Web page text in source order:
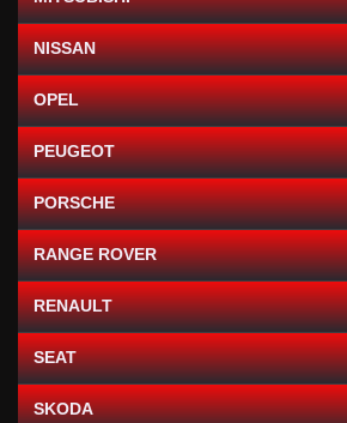
NISSAN
OPEL
PEUGEOT
PORSCHE
RANGE ROVER
RENAULT
SEAT
SKODA